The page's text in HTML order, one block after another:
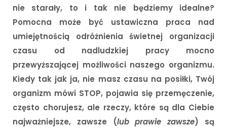
nie starały, to i tak nie będziemy idealne?
Pomocna może być
ustawiczna praca nad
umiejętnością odróżnienia świetnej organizacji
czasu od nadludzkiej pracy mocno
przewyższającej możliwości naszego organizmu.
Kiedy tak jak ja, nie masz czasu na posiłki, Twój
organizm mówi STOP, pojawia się przemęczenie,
często chorujesz, ale rzeczy, które są dla Ciebie
najważniejsze, zawsze (lub prawie zawsze) są